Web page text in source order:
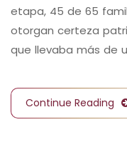
etapa, 45 de 65
otorgan certeza
que llevaba más de
Continue Reading